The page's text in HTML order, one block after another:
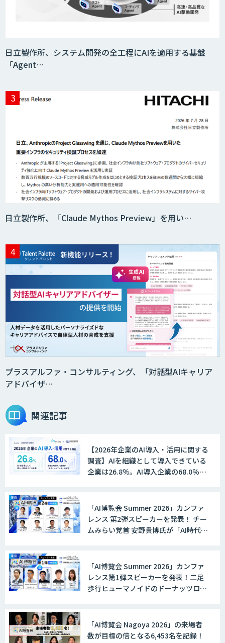
日立製作所、システム開発の全工程にAIを適用する基盤
「Agent…
日立製作所、「Claude Mythos Preview」を用い…
プラスアルファ・コンサルティング、「対話型AIキャリア
アドバイザ…
関連記事
【2026年企業のAI導入・活用に関する
調査】AIを組織として導入できている
企業は26.8％。AI導入企業の68.0％
「AI博覧会 Summer 2026」カンファ
レンス 第2弾スピーカーを発表！ チー
ムみらい党首 安野貴博氏が「AI時代の
事例も公開
「AI博覧会 Summer 2026」カンファ
レンス第1弾スピーカーを発表！二足
歩行ヒューマノイドのドーナッツロボ
「AI博覧会 Nagoya 2026」の来場者
数が目標の倍となる6,453名を記録！